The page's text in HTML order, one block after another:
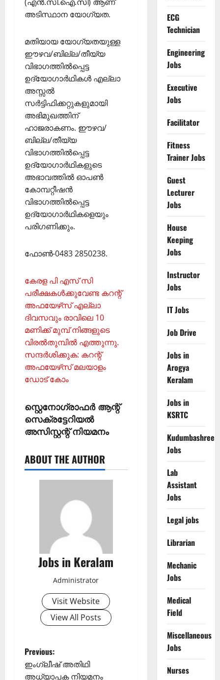
അടിസ്ഥാന യോഗ്യത.
മതിയായ യോഗ്യതയുള്ള
ഈഴവ/ബില്ല/തീയ്യ
വിഭാഗത്തില്‍പ്പെട്ട
ഉദ്യോഗാര്‍ഥികള്‍ എല്ലാ
അസ്സല്‍
സര്‍ട്ടിഫിക്കറ്റുകളുമായി
അഭിമുഖത്തിന്
ഹാജരാകണം. ഈഴവ/
ബില്ല/തീയ്യ
വിഭാഗത്തില്‍പ്പെട്ട
ഉദ്യോഗാര്‍ഥികളുടെ
അഭാവത്തില്‍ ഓപണ്‍
കോമ്പറ്റീഷന്‍
വിഭാഗത്തില്‍പ്പെട്ട
ഉദ്യോഗാര്‍ഥികളെയും
പരിഗണിക്കും.
ഫോണ്‍-0483 2850238.
കേരള പി എസ് സി
പരീക്ഷകള്‍ക്കുവേണ്ട കറന്റ്
അഫയേഴ്‌സ് എല്ലാ
ദിവസവും രാവിലെ 10
മണിക്ക് മുമ്പ് നിങ്ങളുടെ
വിരല്‍തുമ്പില്‍ എത്തുന്നു.
സന്ദര്‍ശിക്കുക: കറന്റ്
അഫയേഴ്‌സ് മലയാളം
ഡോട് കോം
സ്റ്റെനോഗ്രാഫര്‍ ആന്റ്
സെക്രട്ടേറിയല്‍
അസിസ്റ്റന്റ് നിയമനം
ABOUT THE AUTHOR
Jobs in Keralam
Administrator
Visit Website
View All Posts
P
Previous:
ഇംഗ്ലീഷ് അതിഥി
അധ്യാപക നിയമനം
ECG
Technician
Engineering
Jobs
Executive
Jobs
Facilitator
Fitness
Trainer Jobs
Guest
Lecturer
Jobs
House
Keeping
Jobs
Instructor
Jobs
IT Jobs
Job Drive
Jobs in
Arogya
Keralam
Jobs in
KSRTC
Kudumbashree
Jobs
Lab
Assistant
Jobs
Legal jobs
Librarian
Mechanic
Jobs
Medical
Field
Miscellaneous
Jobs
Nurses